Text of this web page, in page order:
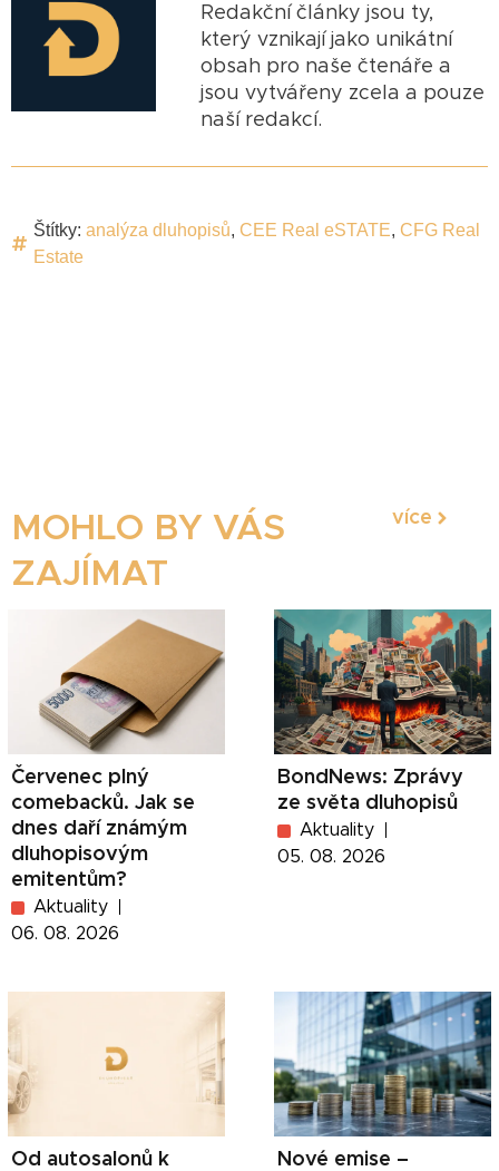
Redakční články jsou ty,
který vznikají jako unikátní
obsah pro naše čtenáře a
jsou vytvářeny zcela a pouze
naší redakcí.
Štítky: analýza dluhopisů, CEE Real eSTATE, CFG Real
Estate
MOHLO BY VÁS
ZAJÍMAT
více
Červenec plný
comebacků. Jak se
dnes daří známým
dluhopisovým
emitentům?
Aktuality
06. 08. 2026
BondNews: Zprávy
ze světa dluhopisů
Aktuality
05. 08. 2026
Od autosalonů k
Nové emise –